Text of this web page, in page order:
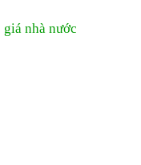
nhà nước